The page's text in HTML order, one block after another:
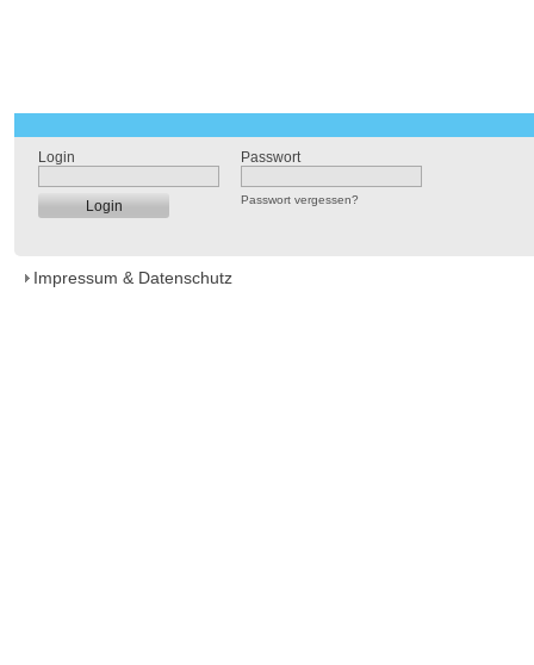
Login Passwort
Passwort vergessen?
Impressum & Datenschutz